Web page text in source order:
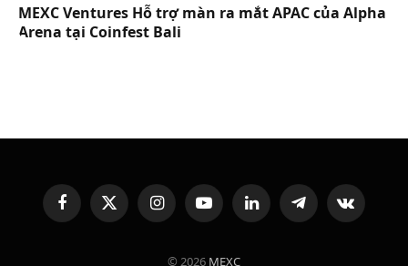
MEXC Ventures Hỗ trợ màn ra mắt APAC của Alpha
Arena tại Coinfest Bali
FacebookX
(Twitter)
InstagramYouTubeLinkedInTelegramVKontakte
© 2026 MEXC